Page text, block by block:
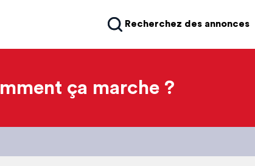
Recherchez des annonces
ça marche ?